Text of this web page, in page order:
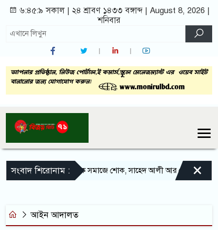
৬:৪৫:৯ সকাল| ২৪ শ্রাবণ ১৪৩৩ বঙ্গাব্দ | August 8, 2026 |
শনিবার
সংবাদ শিরোনাম :
সলঙ্গার সাংবাদিক সমাজে শোক, সাহেদ আলী আর নেই সলঙ্গা
×
আইন আদালত